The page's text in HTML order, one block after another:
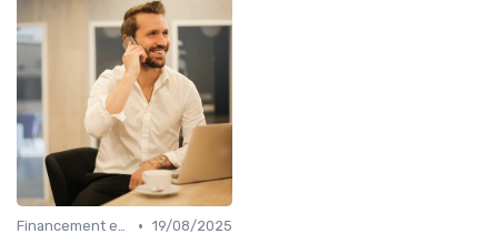
Financement et Prêts Immobiliers • 19/08/2025